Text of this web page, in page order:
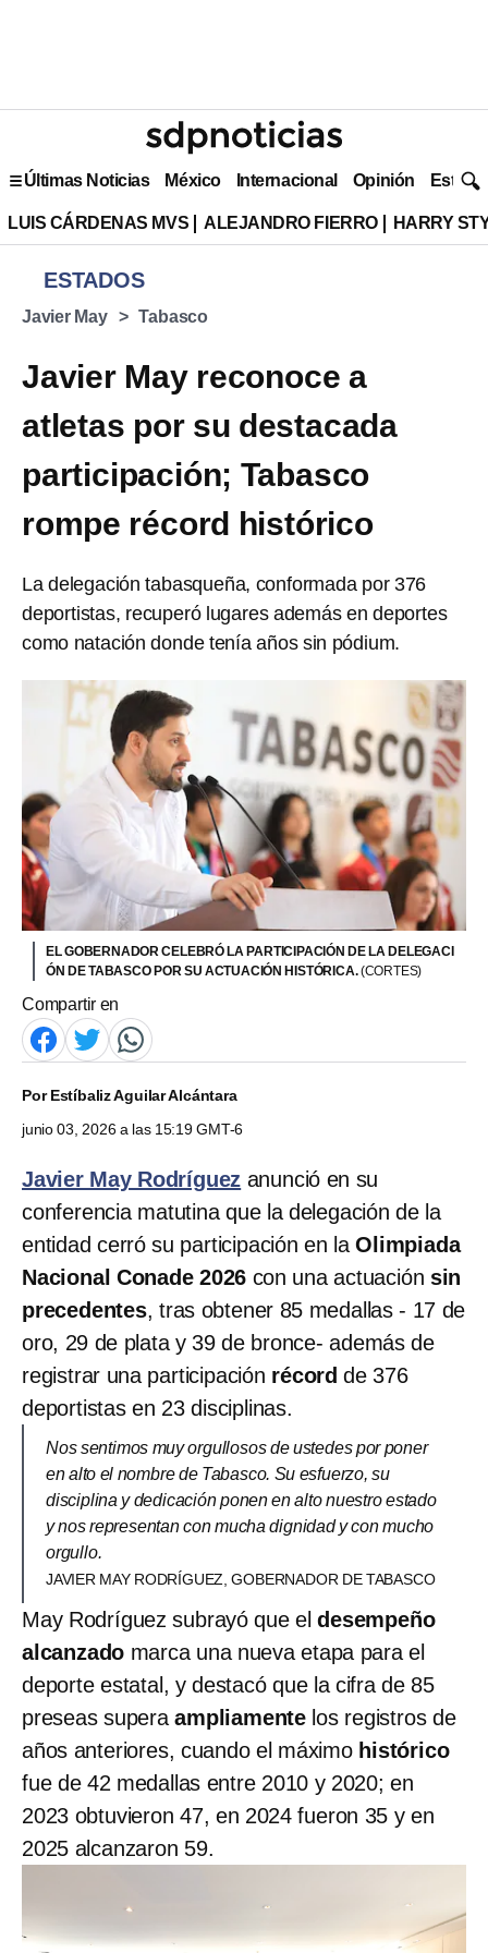
Últimas Noticias México Internacional Opinión Estilo
LUIS CÁRDENAS MVS ALEJANDRO FIERRO HARRY
ESTADOS
Javier May Tabasco
Javier May reconoce a
atletas por su destacada
participación; Tabasco
rompe récord histórico
La delegación tabasqueña, conformada por 376
deportistas, recuperó lugares además en deportes
como natación donde tenía años sin pódium.
EL GOBERNADOR CELEBRÓ LA PARTICIPACIÓN DE LA DELEGACI
ÓN DE TABASCO POR SU ACTUACIÓN HISTÓRICA.(CORTES)
Compartir en
PorEstíbaliz Aguilar Alcántara
junio 03, 2026 a las 15:19 GMT-6
Javier May Rodríguez anunció en su
conferencia matutina que la delegación de la
entidad cerró su participación en laOlimpiada
Nacional Conade 2026 con una actuación sin
precedentes, tras obtener 85 medallas - 17 de
oro, 29 de plata y 39 de bronce- además de
registrar una participación récord de 376
deportistas en 23 disciplinas.
Nos sentimos muy orgullosos de ustedes por poner
en alto el nombre de Tabasco. Su esfuerzo, su
disciplina y dedicación ponen en alto nuestro estado
y nos representan con mucha dignidad y con mucho
orgullo.
JAVIER MAY RODRÍGUEZ, GOBERNADOR DE TABASCO
May Rodríguez subrayó que eldesempeño
alcanzado marca una nueva etapa para el
deporte estatal, y destacó que la cifra de 85
preseas superaampliamente los registros de
años anteriores, cuando el máximo histórico
fue de 42 medallas entre 2010 y 2020; en
2023 obtuvieron 47, en 2024 fueron 35 y en
2025 alcanzaron 59.